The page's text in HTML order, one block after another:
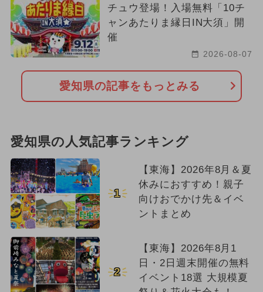
チュウ登場！入場無料「10チ
ャンあたりま縁日IN大須」開
催
2026-08-07
愛知県の記事をもっとみる
愛知県の人気記事ランキング
1
【東海】2026年8月＆夏
休みにおすすめ！親子
向けおでかけ先＆イベ
ントまとめ
2
【東海】2026年8月1
日・2日週末開催の無料
イベント18選 大規模夏